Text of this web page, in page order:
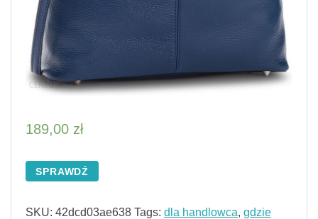
189,00 zł
SPRAWDŹ
SKU: 42dcd03ae638 Tags: dla handlowca, gdzie